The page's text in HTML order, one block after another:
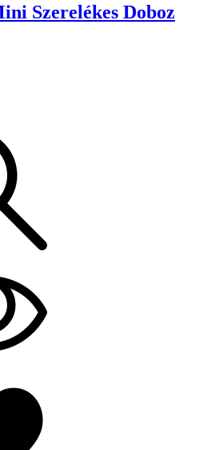
Szerelékes Doboz